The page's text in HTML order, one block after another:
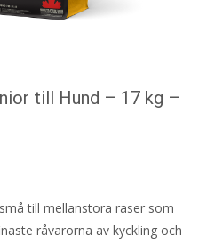
till Hund – 17 kg –
till mellanstora raser som
råvarorna av kyckling och